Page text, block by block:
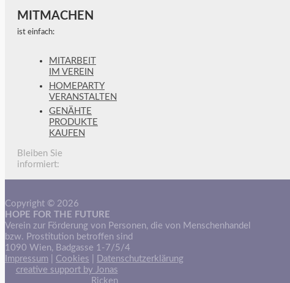
MITMACHEN
ist einfach:
MITARBEIT
IM VEREIN
HOMEPARTY
VERANSTALTEN
GENÄHTE
PRODUKTE
KAUFEN
Bleiben Sie
informiert:
Copyright © 2026
HOPE FOR THE FUTURE
Verein zur Förderung von Personen, die von Menschenhandel
bzw. Prostitution betroffen sind
1090 Wien, Badgasse 1-7/5/4
Impressum
Cookies
Datenschutzerklärung
creative support by Jonas
Ricken